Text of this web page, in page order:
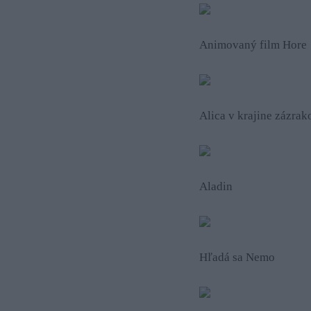
Animovaný film Hore
Alica v krajine
Aladin
Hľadá sa Nemo